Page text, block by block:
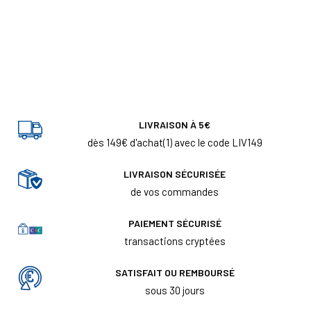
LIVRAISON À 5€
dès 149€ d'achat(1) avec le code LIV149
LIVRAISON SÉCURISÉE
de vos commandes
PAIEMENT SÉCURISÉ
transactions cryptées
SATISFAIT OU REMBOURSÉ
sous 30 jours